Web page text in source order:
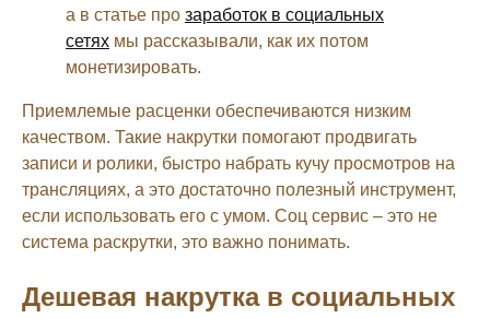
а в статье про заработок в социальных
сетях мы рассказывали, как их потом
монетизировать.
Приемлемые расценки обеспечиваются низким
качеством. Такие накрутки помогают продвигать
записи и ролики, быстро набрать кучу просмотров на
трансляциях, а это достаточно полезный инструмент,
если использовать его с умом. Соц сервис – это не
система раскрутки, это важно понимать.
Дешевая накрутка в социальных